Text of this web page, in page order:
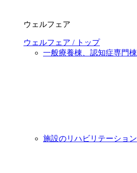
ウェルフェア
ウェルフェア / トップ
一般療養棟、認知症専門棟
施設のリハビリテーション